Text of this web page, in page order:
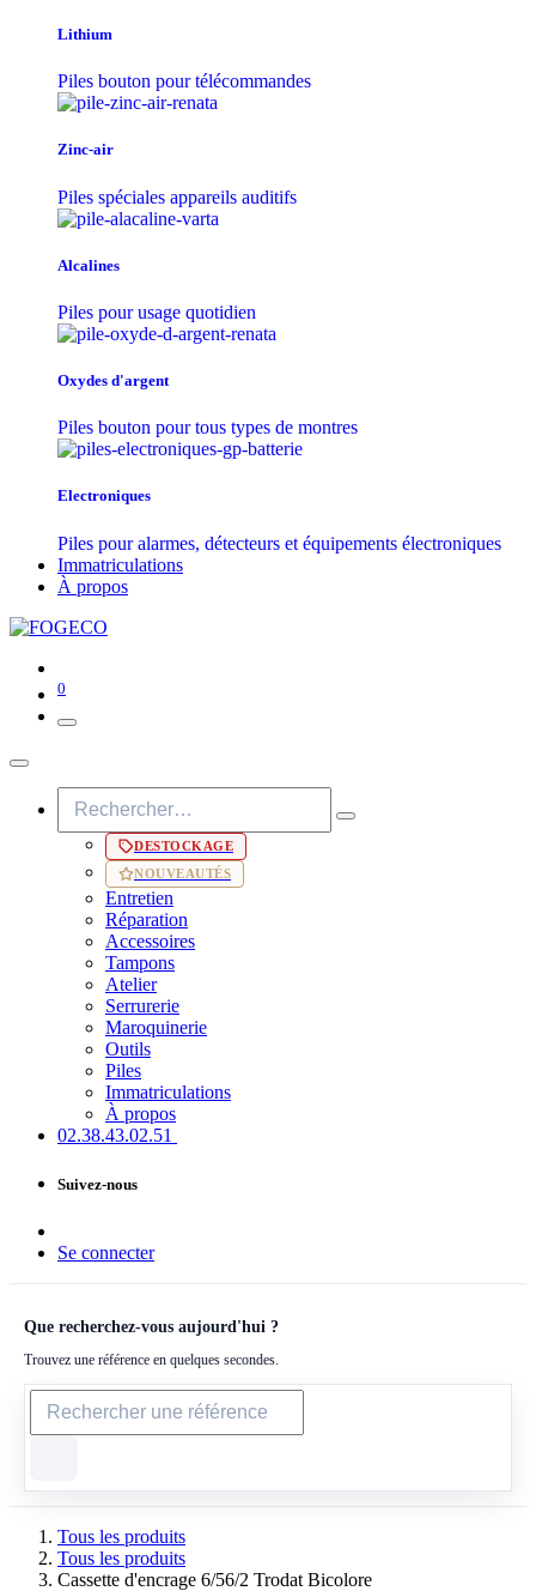
Lithium
Piles bouton pour télécommandes
Zinc-air
Piles spéciales appareils auditifs
Alcalines
Piles pour usage quotidien
Oxydes d'argent
Piles bouton pour tous types de montres
Electroniques
Piles pour alarmes, détecteurs et équipements électroniques
Immatriculations
À propos
0
DESTOCKAGE
NOUVEAUTÉS
Entretien
Réparation
Accessoires
Tampons
Atelier
Serrurerie
Maroquinerie
Outils
Piles
Immatriculations
À propos
02.38.43​.02.51
Suivez-nous
Se connecter
Que recherchez-vous aujourd'hui ?
Trouvez une référence en quelques secondes.
Tous les produits
Tous les produits
Cassette d'encrage 6/56/2 Trodat Bicolore